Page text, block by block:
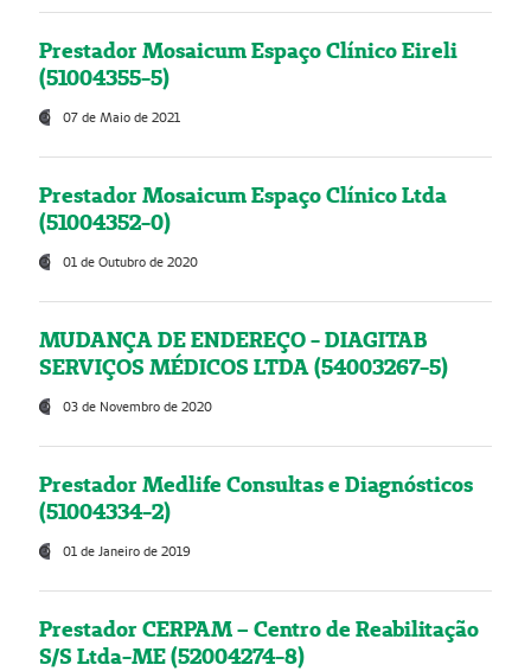
Prestador Mosaicum Espaço Clínico Eireli
(51004355-5)
07 de Maio de 2021
Prestador Mosaicum Espaço Clínico Ltda
(51004352-0)
01 de Outubro de 2020
MUDANÇA DE ENDEREÇO - DIAGITAB
SERVIÇOS MÉDICOS LTDA (54003267-5)
03 de Novembro de 2020
Prestador Medlife Consultas e Diagnósticos
(51004334-2)
01 de Janeiro de 2019
Prestador CERPAM – Centro de Reabilitação
S/S Ltda-ME (52004274-8)